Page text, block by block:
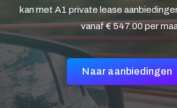
kan met A1 private lease
vanaf € 547.00 per
Naar aanbiedingen